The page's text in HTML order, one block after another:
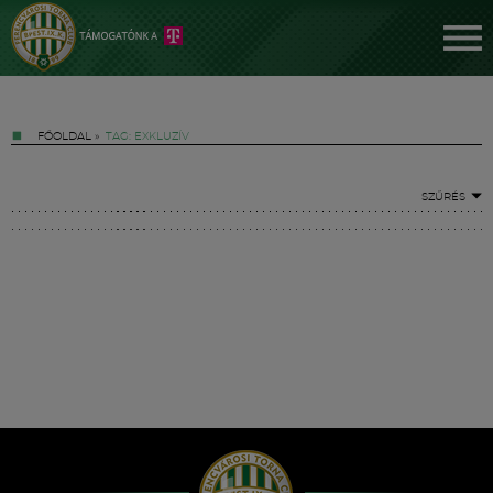
FŐOLDAL » TAG: EXKLUZÍV
SZŰRÉS
Hírek